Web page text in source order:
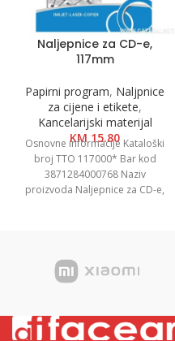
Naljepnice za CD-e,
117mm
Papirni program, Naljpnice
za cijene i etikete,
Kancelarijski materijal
KM15.80
Osnovne informacije Kataloški
broj TTO 117000* Bar kod
3871284000768 Naziv
proizvoda Naljepnice za CD-e,